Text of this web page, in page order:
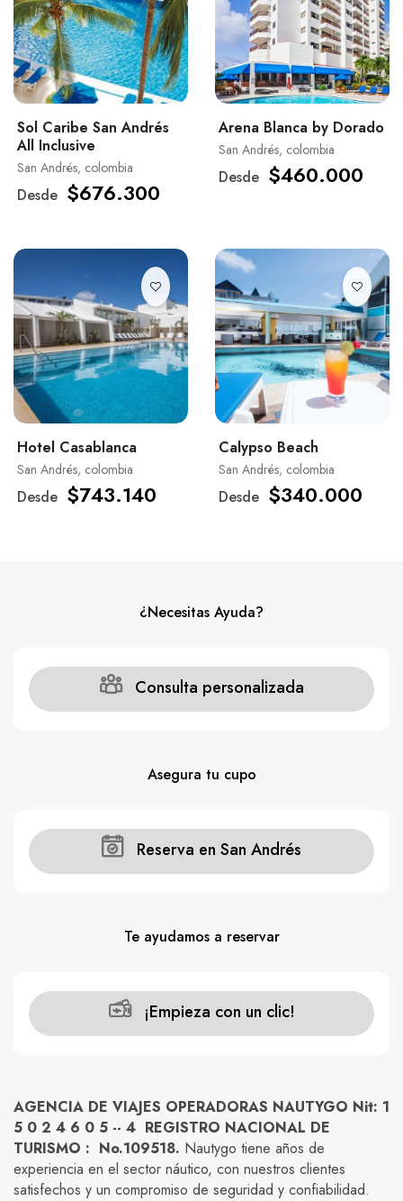
Sol Caribe San Andrés
All Inclusive
San Andrés, colombia
Desde $676.300
Arena Blanca by Dorado
San Andrés, colombia
Desde $460.000
Hotel Casablanca
San Andrés, colombia
Desde $743.140
Calypso Beach
San Andrés, colombia
Desde $340.000
¿Necesitas Ayuda?
Consulta personalizada
Asegura tu cupo
Reserva en San Andrés
Te ayudamos a reservar
¡Empieza con un clic!
AGENCIA DE VIAJES OPERADORAS NAUTYGO Nit: 1
5 0 2 4 6 0 5 -- 4 REGISTRO NACIONAL DE
TURISMO : No.109518. Nautygo tiene años de
experiencia en el sector náutico, con nuestros clientes
satisfechos y un compromiso de seguridad y confiabilidad.